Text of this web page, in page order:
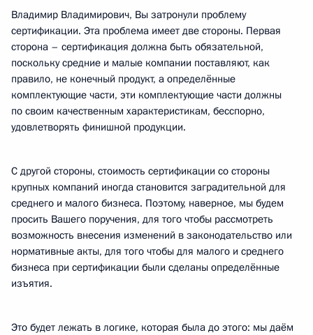
Владимир Владимирович, Вы затронули проблему
сертификации. Эта проблема имеет две стороны. Первая
сторона – сертификация должна быть обязательной,
поскольку средние и малые компании поставляют, как
правило, не конечный продукт, а определённые
комплектующие части, эти комплектующие части должны
по своим качественным характеристикам, бесспорно,
удовлетворять финишной продукции.
С другой стороны, стоимость сертификации со стороны
крупных компаний иногда становится заградительной для
среднего и малого бизнеса. Поэтому, наверное, мы будем
просить Вашего поручения, для того чтобы рассмотреть
возможность внесения изменений в законодательство или
нормативные акты, для того чтобы для малого и среднего
бизнеса при сертификации были сделаны определённые
изъятия.
Это будет лежать в логике, которая была до этого: мы даём